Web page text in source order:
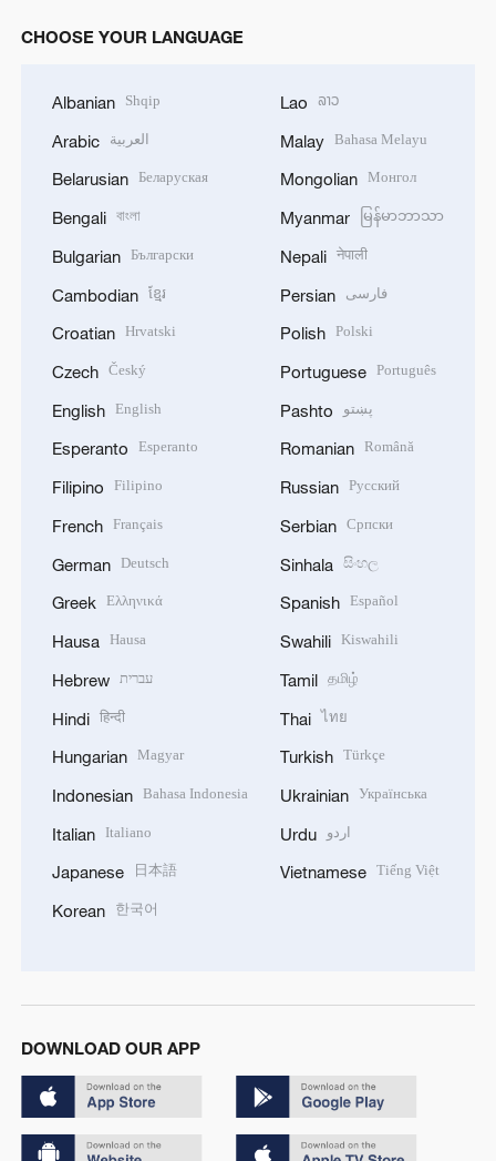
CHOOSE YOUR LANGUAGE
Albanian Shqip
Arabic العربية
Belarusian Беларуская
Bengali বাংলা
Bulgarian Български
Cambodian ខ្មែរ
Croatian Hrvatski
Czech Český
English English
Esperanto Esperanto
Filipino Filipino
French Français
German Deutsch
Greek Ελληνικά
Hausa Hausa
Hebrew עברית
Hindi हिन्दी
Hungarian Magyar
Indonesian Bahasa Indonesia
Italian Italiano
Japanese 日本語
Korean 한국어
Lao ລາວ
Malay Bahasa Melayu
Mongolian Монгол
Myanmar မြန်မာဘာသာ
Nepali नेपाली
Persian فارسی
Polish Polski
Portuguese Português
Pashto پښتو
Romanian Română
Russian Русский
Serbian Српски
Sinhala සිංහල
Spanish Español
Swahili Kiswahili
Tamil தமிழ்
Thai ไทย
Turkish Türkçe
Ukrainian Українська
Urdu اردو
Vietnamese Tiếng Việt
DOWNLOAD OUR APP